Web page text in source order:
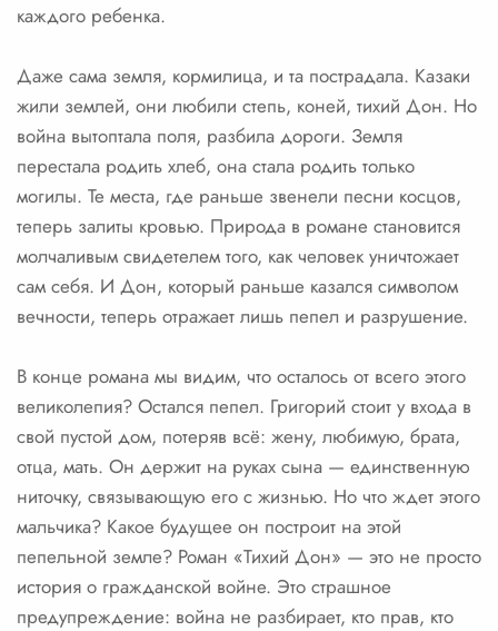
каждого ребенка.
Даже сама земля, кормилица, и та пострадала. Казаки
жили землей, они любили степь, коней, тихий Дон. Но
война вытоптала поля, разбила дороги. Земля
перестала родить хлеб, она стала родить только
могилы. Те места, где раньше звенели песни косцов,
теперь залиты кровью. Природа в романе становится
молчаливым свидетелем того, как человек уничтожает
сам себя. И Дон, который раньше казался символом
вечности, теперь отражает лишь пепел и разрушение.
В конце романа мы видим, что осталось от всего этого
великолепия? Остался пепел. Григорий стоит у входа в
свой пустой дом, потеряв всё: жену, любимую, брата,
отца, мать. Он держит на руках сына — единственную
ниточку, связывающую его с жизнью. Но что ждет этого
мальчика? Какое будущее он построит на этой
пепельной земле? Роман «Тихий Дон» — это не просто
история о гражданской войне. Это страшное
предупреждение: война не разбирает, кто прав, кто